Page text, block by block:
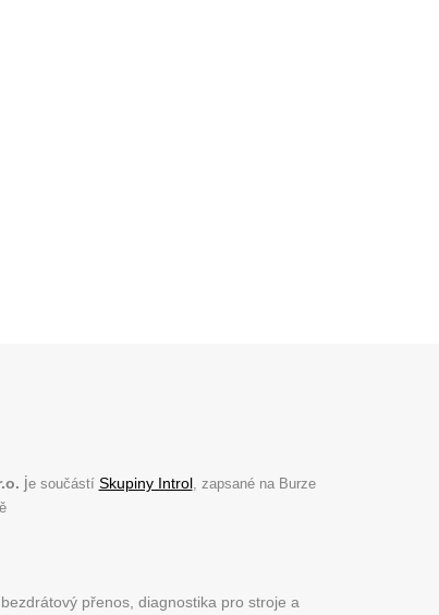
je součástí Skupiny Introl , zapsané na Burze
přenos, diagnostika pro stroje a